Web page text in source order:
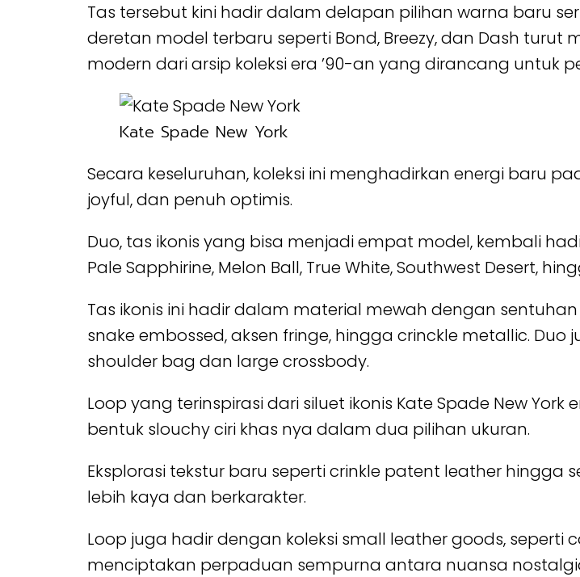
Tas tersebut kini hadir dalam delapan pilihan warna baru
deretan model terbaru seperti Bond, Breezy, dan Dash turut
modern dari arsip koleksi era ’90-an yang dirancang untuk
Kate Spade New York
Secara keseluruhan, koleksi ini menghadirkan energi baru
joyful, dan penuh optimis.
Duo, tas ikonis yang bisa menjadi empat model, kembali
Pale Sapphirine, Melon Ball, True White, Southwest Desert,
Tas ikonis ini hadir dalam material mewah dengan
snake embossed, aksen fringe, hingga crinckle metallic.
shoulder bag dan large crossbody.
Loop yang terinspirasi dari siluet ikonis Kate Spade New
bentuk slouchy ciri khas nya dalam dua pilihan ukuran.
Eksplorasi tekstur baru seperti crinkle patent leather
lebih kaya dan berkarakter.
Loop juga hadir dengan koleksi small leather goods,
menciptakan perpaduan sempurna antara nuansa